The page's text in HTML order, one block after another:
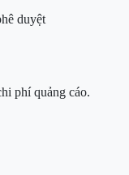
duyệt
phí quảng cáo.